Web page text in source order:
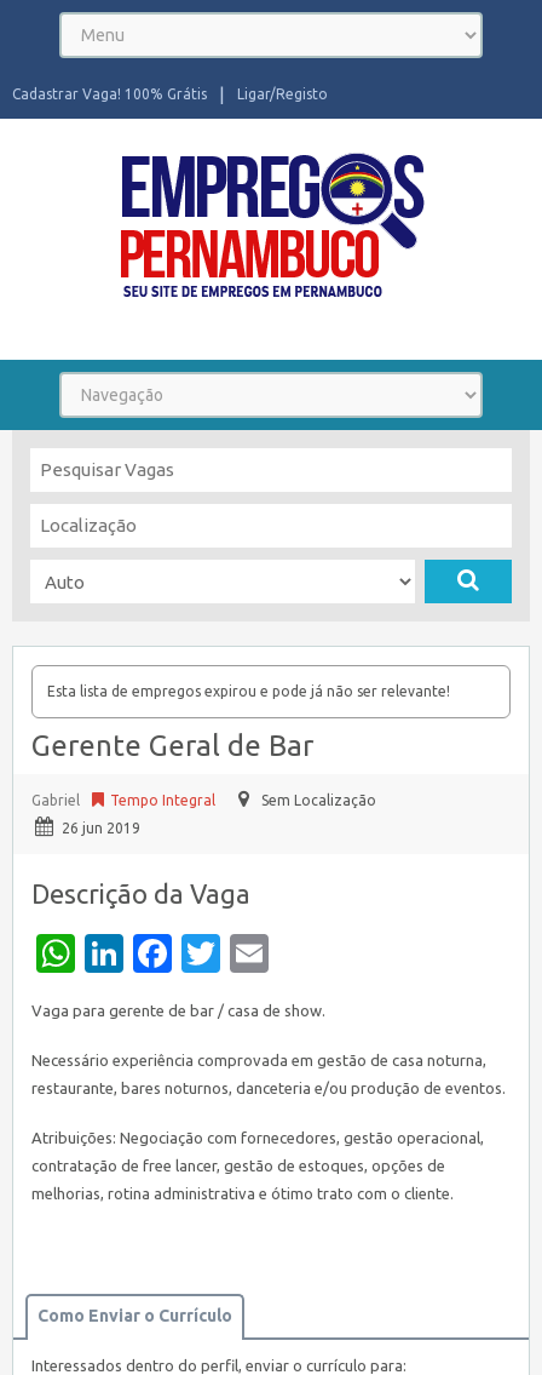
Ligar/Registo
Cadastrar Vaga! 100% Grátis
Esta lista de empregos expirou e pode já não ser relevante!
Gerente Geral de Bar
Gabriel Tempo Integral
Sem Localização
26 jun 2019
Descrição da Vaga
WhatsApp
LinkedIn
Facebook
Twitter
Vaga para gerente de bar / casa de show.
Necessário experiência comprovada em gestão de casa noturna,
restaurante, bares noturnos, danceteria e/ou produção de eventos.
Atribuições: Negociação com fornecedores, gestão operacional,
contratação de free lancer, gestão de estoques, opções de
melhorias, rotina administrativa e ótimo trato com o cliente.
Como Enviar o Currículo
Interessados dentro do perfil, enviar o currículo para: